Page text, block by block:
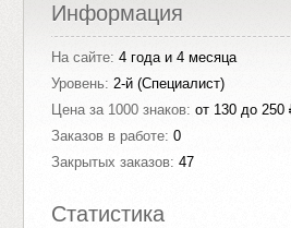
Информация
На сайте:4 года и 4 месяца
Уровень:2-й (Специалист)
Цена за 1000 знаков:от 130 до 250
Заказов в работе:0
Закрытых заказов:47
Статистика